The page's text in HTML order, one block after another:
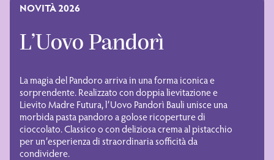
NOVITÀ 2026
L’Uovo Pandorì
La magia del Pandoro arriva in una forma iconica e
sorprendente. Realizzato con doppia lievitazione e
Lievito Madre Futura, l’Uovo Pandorì Bauli unisce una
morbida pasta pandoro a golose ricoperture di
cioccolato. Classico o con deliziosa crema al pistacchio
per un’esperienza di straordinaria sofficità da
condividere.